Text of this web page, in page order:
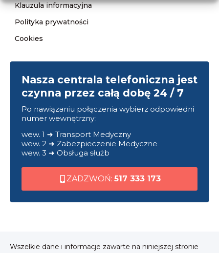
Klauzula informacyjna
Polityka prywatności
Cookies
Nasza centrala telefoniczna jest
czynna przez całą dobę 24 / 7
Po nawiązaniu połączenia wybierz odpowiedni
numer wewnętrzny:
wew. 1 ➜ Transport Medyczny
wew. 2 ➜ Zabezpieczenie Medyczne
wew. 3 ➜ Obsługa służb
ZADZWOŃ: 517 333 173
Wszelkie dane i informacje zawarte na niniejszej stronie